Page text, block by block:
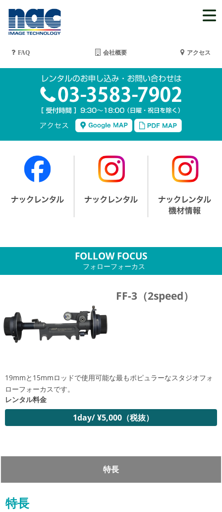
FAQ 会社概要 アクセス
FOLLOW FOCUS
フォローフォーカス
FF-3（2speed）
19mmと15mmロッドで使用可能な最もポピュラーなスタジオフォ
ローフォーカスです。
レンタル料金
1day/ ¥5,000（税抜）
特長
特長